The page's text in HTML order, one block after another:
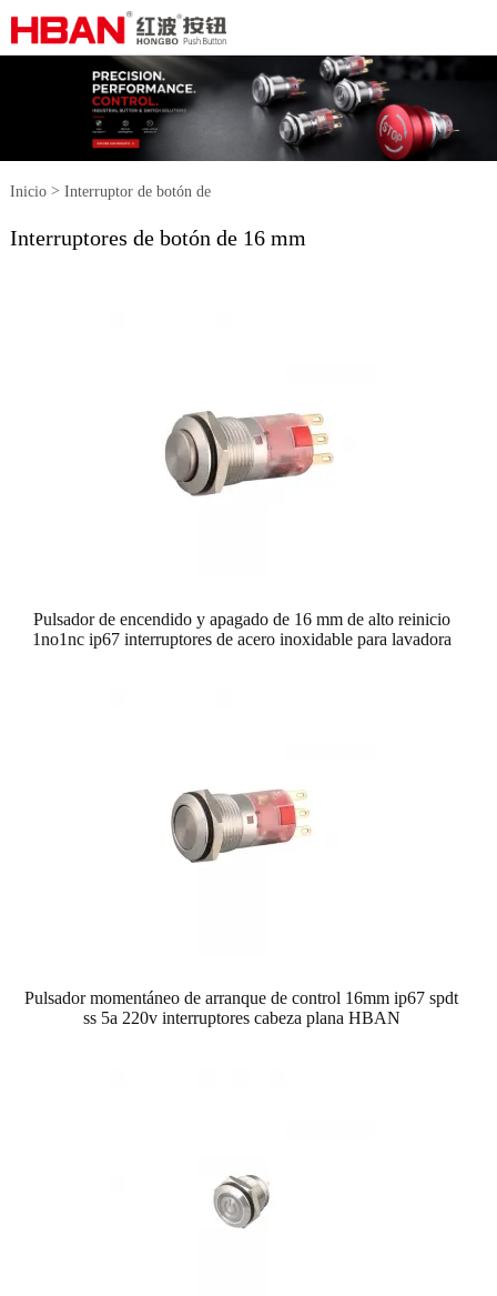
Inicio> Interruptor de botón de
metal>Interruptores de botón de 16
Interruptores de botón de 16 mm
Pulsador de encendido y apagado de 16 mm de alto reinicio
1no1nc ip67 interruptores de acero inoxidable para lavadora
Pulsador momentáneo de arranque de control 16mm ip67 spdt
ss 5a 220v interruptores cabeza plana HBAN